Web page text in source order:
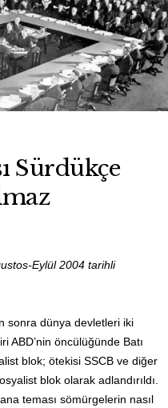
Sürdükçe
Eylül 2004 tarihli
sonra dünya devletleri iki
ABD’nin öncülüğünde Batı
blok; ötekisi SSCB ve diğer
blok olarak adlandırıldı.
teması sömürgelerin nasıl